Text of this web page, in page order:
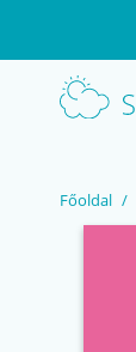
Főoldal